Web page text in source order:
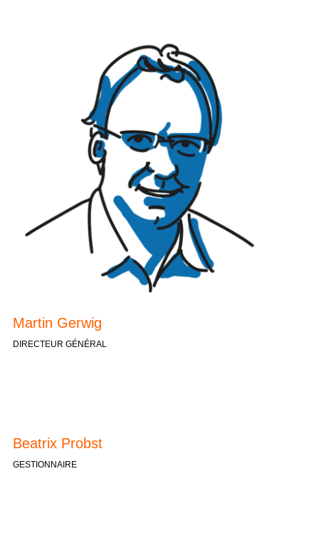
Martin Gerwig
DIRECTEUR GÉNÉRAL
Beatrix Probst
GESTIONNAIRE